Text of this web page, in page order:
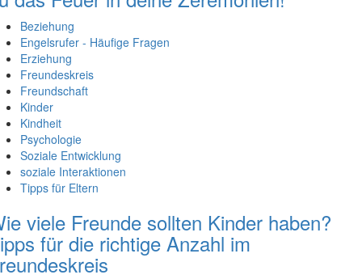
Beziehung
Engelsrufer - Häufige Fragen
Erziehung
Freundeskreis
Freundschaft
Kinder
Kindheit
Psychologie
Soziale Entwicklung
soziale Interaktionen
Tipps für Eltern
viele Freunde sollten Kinder haben?
für die richtige Anzahl im